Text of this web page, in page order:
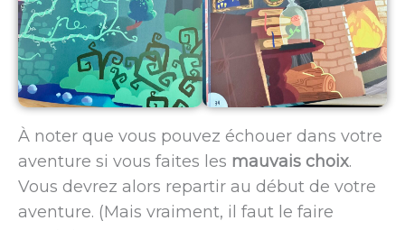
À noter que vous pouvez échouer dans votre
aventure si vous faites les mauvais choix.
Vous devrez alors repartir au début de votre
aventure. (Mais vraiment, il faut le faire